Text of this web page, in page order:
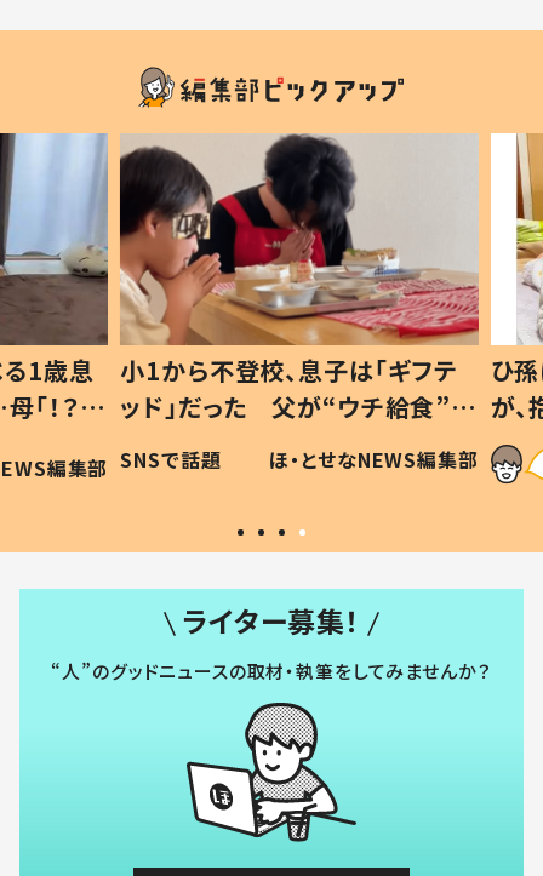
歳息
？」
編集部
小1から不登校、息子は「ギフテ
ッド」だった 父が“ウチ給食”を
作り続ける理由とは #令和の親
#令和の子
SNSで話題 ほ・とせなNEWS編集部
ひ孫
が、抱
「涙が
い」
ライター募集！
“人”のグッドニュースの取材・執筆をしてみませんか？